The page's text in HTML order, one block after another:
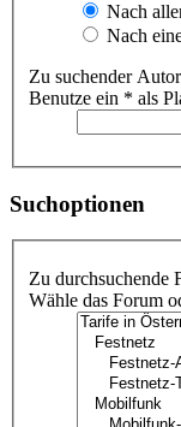
Nach
Nach
Zu suchender
Benutze ein * als
Suchoptionen
Zu durchsuchende
Wähle das Forum